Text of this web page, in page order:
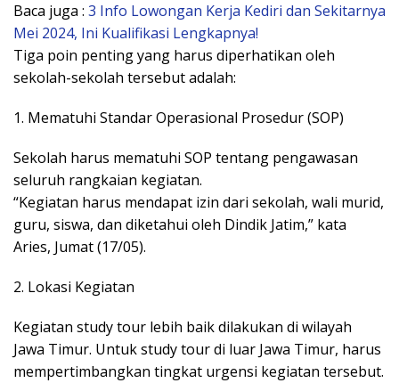
Baca juga : 3 Info Lowongan Kerja Kediri dan Sekitarnya
Mei 2024, Ini Kualifikasi Lengkapnya!
Tiga poin penting yang harus diperhatikan oleh
sekolah-sekolah tersebut adalah:
1. Mematuhi Standar Operasional Prosedur (SOP)
Sekolah harus mematuhi SOP tentang pengawasan
seluruh rangkaian kegiatan.
“Kegiatan harus mendapat izin dari sekolah, wali murid,
guru, siswa, dan diketahui oleh Dindik Jatim,” kata
Aries, Jumat (17/05).
2. Lokasi Kegiatan
Kegiatan study tour lebih baik dilakukan di wilayah
Jawa Timur. Untuk study tour di luar Jawa Timur, harus
mempertimbangkan tingkat urgensi kegiatan tersebut.